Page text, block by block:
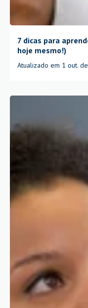
7 dicas para
hoje mesmo!)
Atualizado em 1 out.